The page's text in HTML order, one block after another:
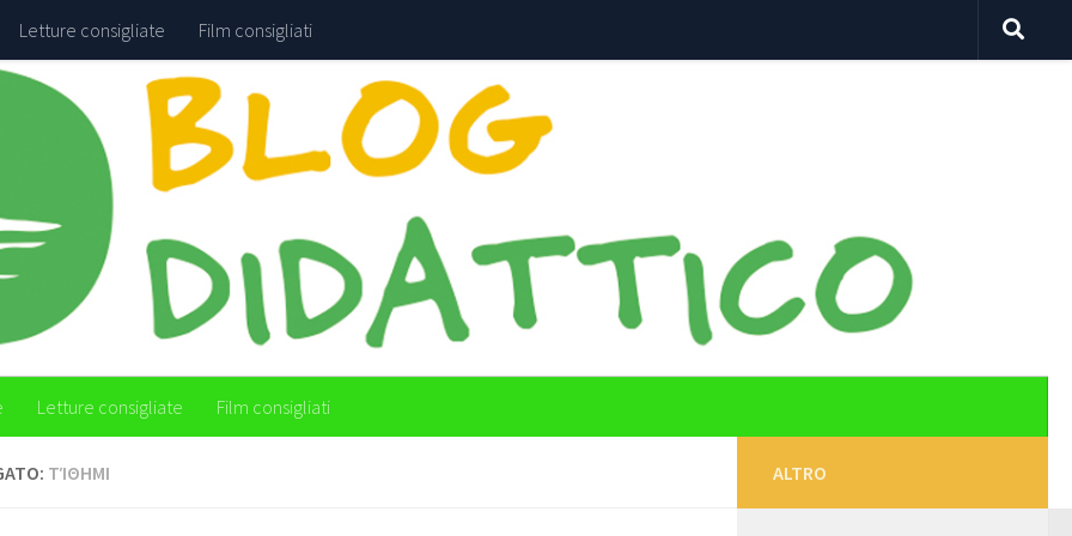
Letture consigliate Film consigliati
Letture consigliate Film consigliati
ΤΊΘΗΜΙ ALTRO